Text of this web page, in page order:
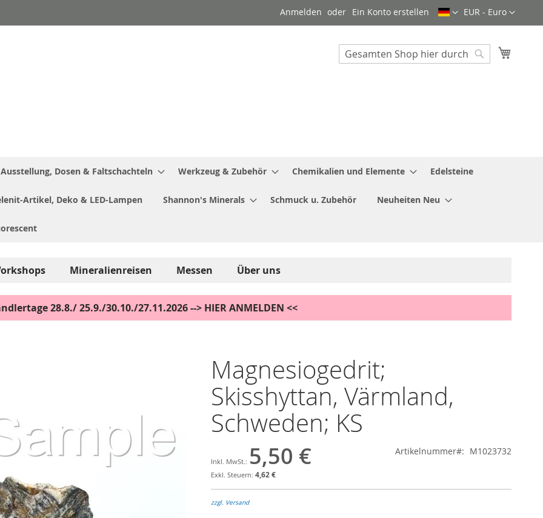
Währung
EUR - Euro
Sprache
Anmelden Ein Konto erstellen
Search
Ausstellung, Dosen & Faltschachteln Werkzeug & Zubehör Chemikalien und Elemente Edelsteine
Artikel, Deko & LED-Lampen Shannon's Minerals Schmuck u. Zubehör Neuheiten Neu
Mineralienreisen Messen Über uns
28.8./ 25.9./30.10./27.11.2026 --> HIER ANMELDEN <<
Magnesiogedrit;
Skisshyttan, Värmland,
Schweden; KS
5,50 €
4,62 €
Artikelnummer M1023732
zzgl. Versand